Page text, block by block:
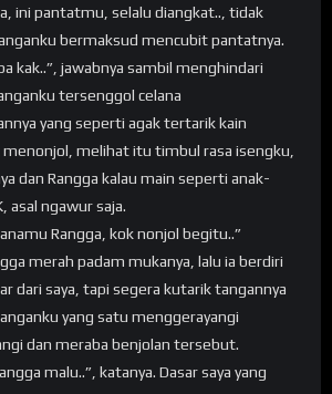
ini pantatmu, selalu diangkat.., tidak
bermaksud mencubit pantatnya.
kak..”, jawabnya sambil menghindari
tersenggol celana
yang seperti agak tertarik kain
menonjol, melihat itu timbul rasa isengku,
dan Rangga kalau main seperti anak-
asal ngawur saja.
Rangga, kok nonjol begitu..”
merah padam mukanya, lalu ia berdiri
dari saya, tapi segera kutarik tangannya
yang satu menggerayangi
dan meraba benjolan tersebut.
malu..”, katanya. Dasar saya yang